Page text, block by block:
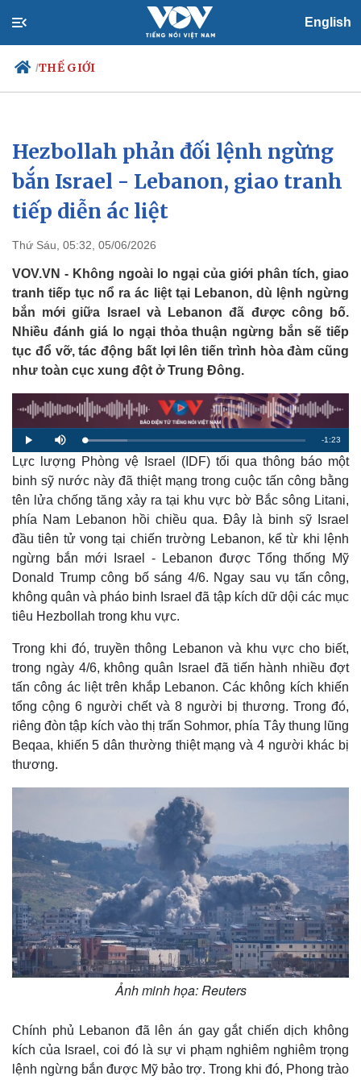
English
/THẾ GIỚI
Chính trị
Đảng
Tổ chức nhân sự
Quốc hội
Nhận diện sự thật
Xã hội
Dự báo thời tiết
Hezbollah phản đối lệnh ngừng
bắn Israel - Lebanon, giao tranh
tiếp diễn ác liệt
Thứ Sáu, 05:32, 05/06/2026
VOV.VN - Không ngoài lo ngại của giới phân tích, giao
tranh tiếp tục nổ ra ác liệt tại Lebanon, dù lệnh ngừng
bắn mới giữa Israel và Lebanon đã được công bố.
Nhiều đánh giá lo ngại thỏa thuận ngừng bắn sẽ tiếp
tục đổ vỡ, tác động bất lợi lên tiến trình hòa đàm cũng
như toàn cục xung đột ở Trung Đông.
P
l
a
y
M
u
t
e
L
o
a
d
d
1
9
.
4
%
R
e
n
m
e
-1:23
Lực lượng Phòng vệ Israel (IDF) tối qua thông báo một
binh sỹ nước này đã thiệt mạng trong cuộc tấn công bằng
tên lửa chống tăng xảy ra tại khu vực bờ Bắc sông Litani,
phía Nam Lebanon hồi chiều qua. Đây là binh sỹ Israel
đầu tiên tử vong tại chiến trường Lebanon, kể từ khi lệnh
ngừng bắn mới Israel - Lebanon được Tổng thống Mỹ
Donald Trump công bố sáng 4/6. Ngay sau vụ tấn công,
không quân và pháo binh Israel đã tập kích dữ dội các mục
tiêu Hezbollah trong khu vực.
Trong khi đó, truyền thông Lebanon và khu vực cho biết,
trong ngày 4/6, không quân Israel đã tiến hành nhiều đợt
tấn công ác liệt trên khắp Lebanon. Các không kích khiến
tổng cộng 6 người chết và 8 người bị thương. Trong đó,
riêng đòn tập kích vào thị trấn Sohmor, phía Tây thung lũng
Beqaa, khiến 5 dân thường thiệt mạng và 4 người khác bị
thương.
Ảnh minh họa: Reuters
Chính phủ Lebanon đã lên án gay gắt chiến dịch không
kích của Israel, coi đó là sự vi phạm nghiêm nghiêm trọng
lệnh ngừng bắn được Mỹ bảo trợ. Trong khi đó, Phong trào